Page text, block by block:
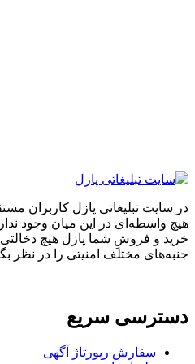
تبلیغاتی پازل کاربران
در این میان وجود ندارد،
و فروشِ شما پازل هیچ دخالتی
مختلف امنیتی را در نظر بگیرند.
سریع
سفارش رپورتاژ آگهی